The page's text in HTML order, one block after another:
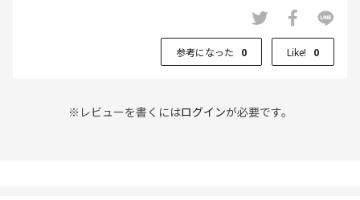
参考になった 0 Like! 0
※レビューを書くにはログインが必要です。